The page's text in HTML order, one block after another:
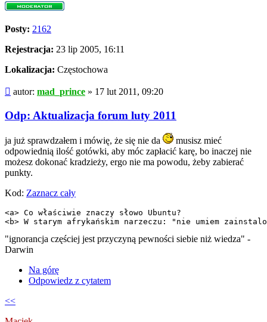
Posty: 2162
Rejestracja: 23 lip 2005, 16:11
Lokalizacja: Częstochowa
Post
autor: mad_prince » 17 lut 2011, 09:20
Odp: Aktualizacja forum luty 2011
ja już sprawdzałem i mówię, że się nie da
musisz mieć
odpowiednią ilość gotówki, aby móc zapłacić karę, bo inaczej nie
możesz dokonać kradzieży, ergo nie ma powodu, żeby zabierać
punkty.
Kod: Zaznacz cały
<a> Co właściwie znaczy słowo Ubuntu?
<b> W starym afrykańskim narzeczu: "nie umiem
"ignorancja częściej jest przyczyną pewności siebie niż wiedza" -
Darwin
Na górę
Odpowiedz z cytatem
<<